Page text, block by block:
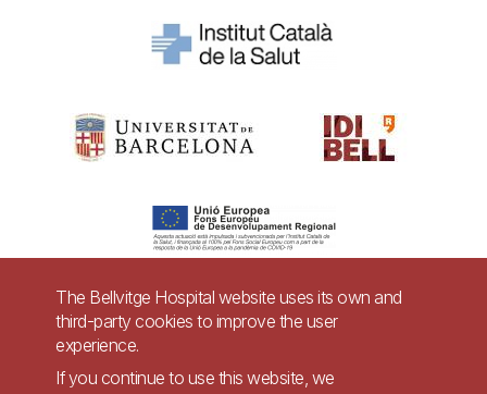
Pie
The Bellvitge Hospital website uses its own and
third-party cookies to improve the user
experience.
If you continue to use this website, we